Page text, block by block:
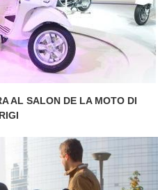
AL SALON DE LA MOTO DI